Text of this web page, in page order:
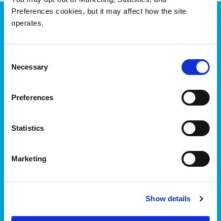
Preferences cookies, but it may affect how the site
operates.
Selection
Necessary
Preferences
Statistics
Marketing
Show details